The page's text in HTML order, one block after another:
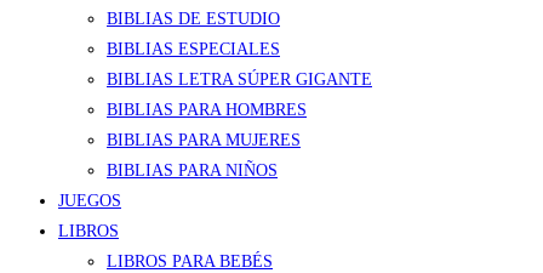
BIBLIAS DE ESTUDIO
BIBLIAS ESPECIALES
BIBLIAS LETRA SÚPER GIGANTE
BIBLIAS PARA HOMBRES
BIBLIAS PARA MUJERES
BIBLIAS PARA NIÑOS
JUEGOS
LIBROS
LIBROS PARA BEBÉS